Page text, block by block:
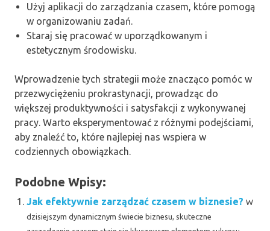
Użyj aplikacji do zarządzania czasem, które pomogą
w organizowaniu zadań.
Staraj się pracować w uporządkowanym i
estetycznym środowisku.
Wprowadzenie tych strategii może znacząco pomóc w
przezwyciężeniu prokrastynacji, prowadząc do
większej produktywności i satysfakcji z wykonywanej
pracy. Warto eksperymentować z różnymi podejściami,
aby znaleźć to, które najlepiej nas wspiera w
codziennych obowiązkach.
Podobne Wpisy:
Jak efektywnie zarządzać czasem w biznesie? W
dzisiejszym dynamicznym świecie biznesu, skuteczne